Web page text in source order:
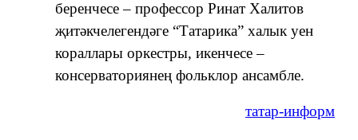
беренчесе – профессор Ринат Халитов
җитәкчелегендәге “Татарика” халык уен
кораллары оркестры, икенчесе –
консерваториянең фольклор ансамбле.
татар-информ